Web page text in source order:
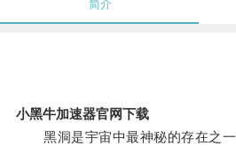
简介
小黑牛加速器官网下载
黑洞是宇宙中最神秘的存在之一